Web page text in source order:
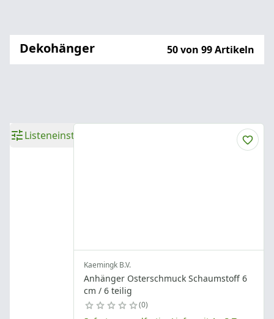
Dekohänger 50 von 99 Artikeln
Listeneinstellungen
Kaemingk B.V.
Anhänger Osterschmuck Schaumstoff 6
cm / 6 teilig
0